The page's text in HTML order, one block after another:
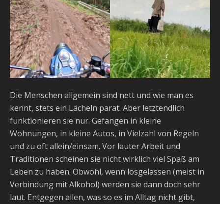
Die Menschen allgemein sind nett und wie man es
kennt, stets ein Lächeln parat. Aber letztendlich
funktionieren sie nur. Gefangen in kleine
Wohnungen, in kleine Autos, in Vielzahl von Regeln
und zu oft allein/einsam. Vor lauter Arbeit und
Traditionen scheinen sie nicht wirklich viel Spaß am
Leben zu haben. Obwohl, wenn losgelassen (meist in
Verbindung mit Alkohol) werden sie dann doch sehr
laut. Entgegen allen, was so es im Alltag nicht gibt,